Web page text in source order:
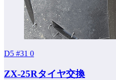
D5 #31 0
ZX-25Rタイヤ交換